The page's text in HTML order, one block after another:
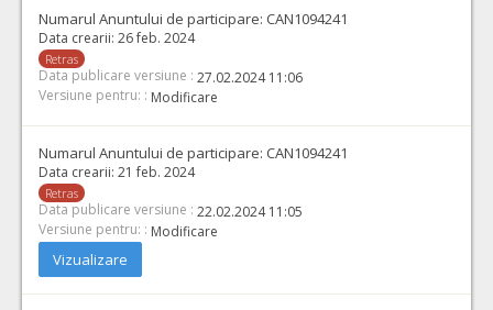
Numarul Anuntului de participare: CAN1094241
Data crearii: 26 feb. 2024
Retras
Data publicare versiune : 27.02.2024 11:06
Versiune pentru: : Modificare
Numarul Anuntului de participare: CAN1094241
Data crearii: 21 feb. 2024
Retras
Data publicare versiune : 22.02.2024 11:05
Versiune pentru: : Modificare
Vizualizare